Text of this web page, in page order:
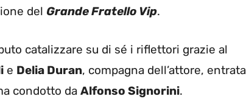
del Grande Fratello Vip.
catalizzare su di sé i riflettori grazie al
e Delia Duran, compagna dell’attore, entrata
condotto da Alfonso Signorini.